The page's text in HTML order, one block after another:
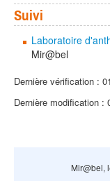
Suivi
Laboratoire
Mir@bel
Dernière vérification :
Dernière modification :
Mir@bel,